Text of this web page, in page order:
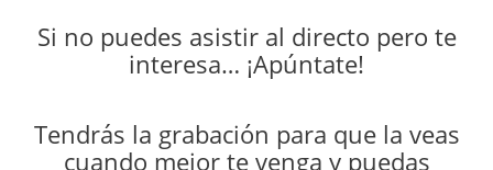
Si no puedes asistir al directo pero te
interesa… ¡Apúntate!
Tendrás la grabación para que la veas
cuando mejor te venga y puedas